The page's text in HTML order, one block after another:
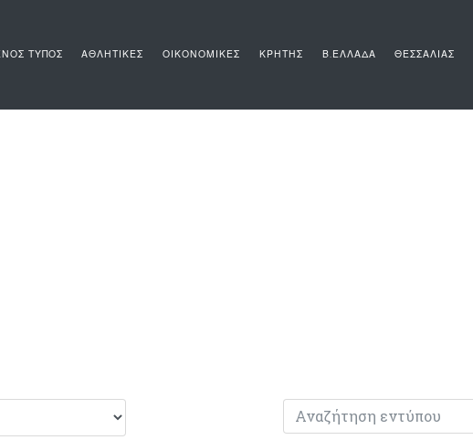
ΤΥΠΟΣ ΑΘΛΗΤΙΚΕΣ ΟΙΚΟΝΟΜΙΚΕΣ ΚΡΗΤΗΣ Β.ΕΛΛΑΔΑ ΘΕΣΣΑΛΙΑΣ